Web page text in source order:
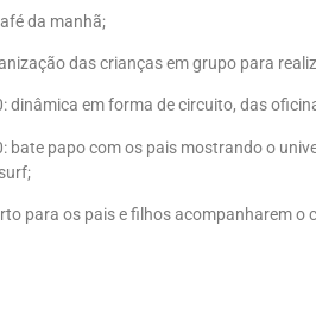
da manhã;
das crianças em grupo para
dinâmica em forma de circuito, das
bate papo com os pais mostrando o
para os pais e filhos acompanharem